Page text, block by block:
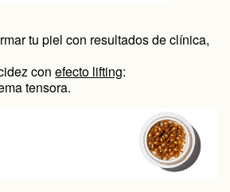
tu piel con resultados de clínica,
conefecto lifting:
tensora.